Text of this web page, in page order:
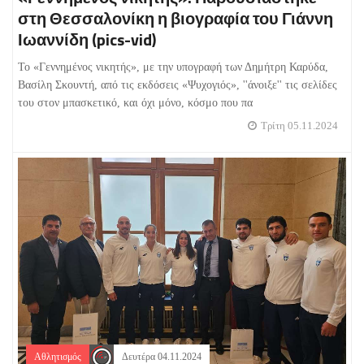
στη Θεσσαλονίκη η βιογραφία του Γιάννη
Ιωαννίδη (pics-vid)
Το «Γεννημένος νικητής», με την υπογραφή των Δημήτρη Καρύδα,
Βασίλη Σκουντή, από τις εκδόσεις «Ψυχογιός», ''άνοιξε'' τις σελίδες
του στον μπασκετικό, και όχι μόνο, κόσμο που πα
Τρίτη 05.11.2024
Αθλητισμός Δευτέρα 04.11.2024